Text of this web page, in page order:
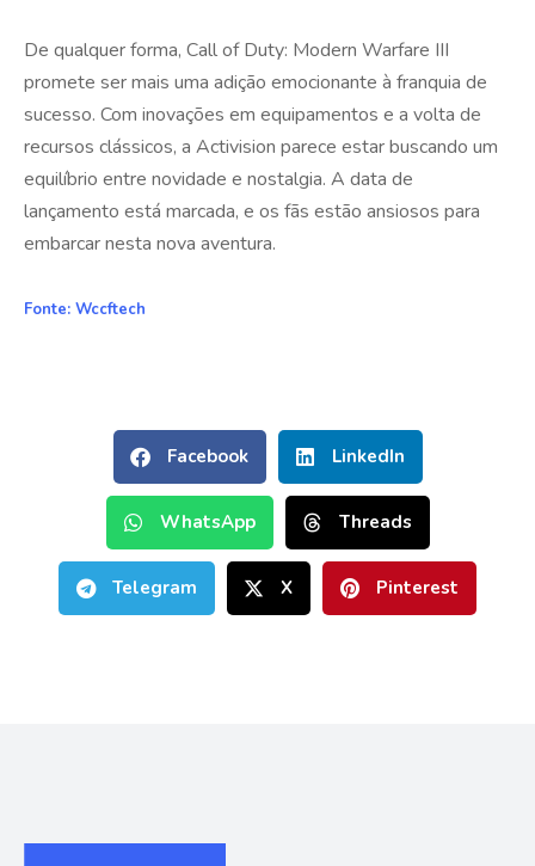
De qualquer forma, Call of Duty: Modern Warfare III
promete ser mais uma adição emocionante à franquia de
sucesso. Com inovações em equipamentos e a volta de
recursos clássicos, a Activision parece estar buscando um
equilíbrio entre novidade e nostalgia. A data de
lançamento está marcada, e os fãs estão ansiosos para
embarcar nesta nova aventura.
Fonte: Wccftech
Facebook LinkedIn
WhatsApp Threads
Telegram X Pinterest